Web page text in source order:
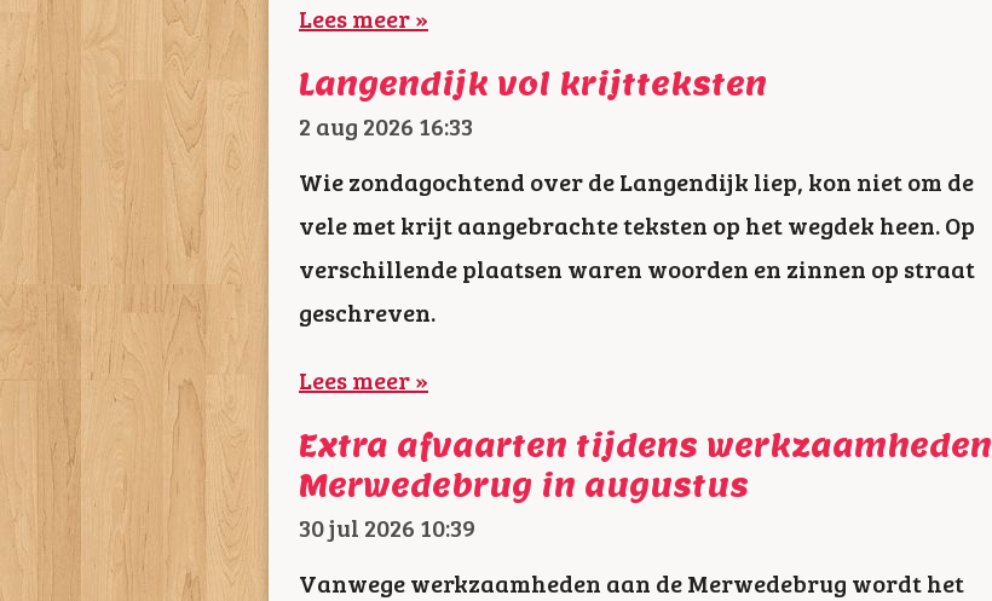
Lees meer »
Langendijk vol krijtteksten
2 aug 2026 16:33
Wie zondagochtend over de Langendijk liep, kon niet om de
vele met krijt aangebrachte teksten op het wegdek heen. Op
verschillende plaatsen waren woorden en zinnen op straat
geschreven.
Lees meer »
Extra afvaarten tijdens werkzaamheden
Merwedebrug in augustus
30 jul 2026 10:39
Vanwege werkzaamheden aan de Merwedebrug wordt het